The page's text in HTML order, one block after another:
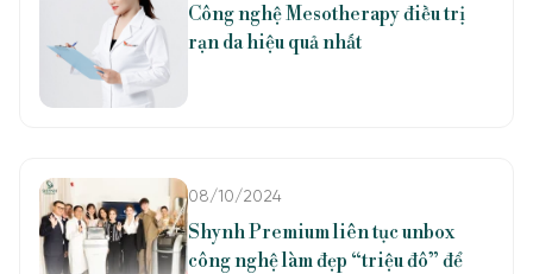
Công nghệ Mesotherapy điều trị
rạn da hiệu quả nhất
08/10/2024
Shynh Premium liên tục unbox
công nghệ làm đẹp “triệu đô” để